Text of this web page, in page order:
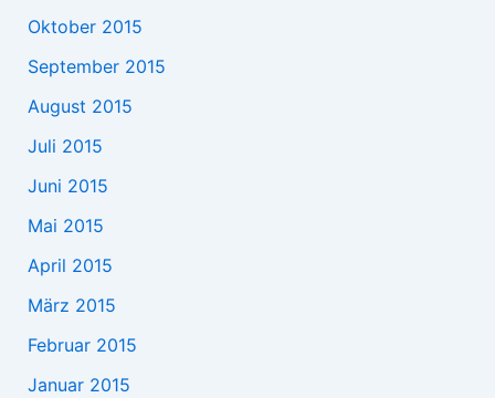
Oktober 2015
September 2015
August 2015
Juli 2015
Juni 2015
Mai 2015
April 2015
März 2015
Februar 2015
Januar 2015